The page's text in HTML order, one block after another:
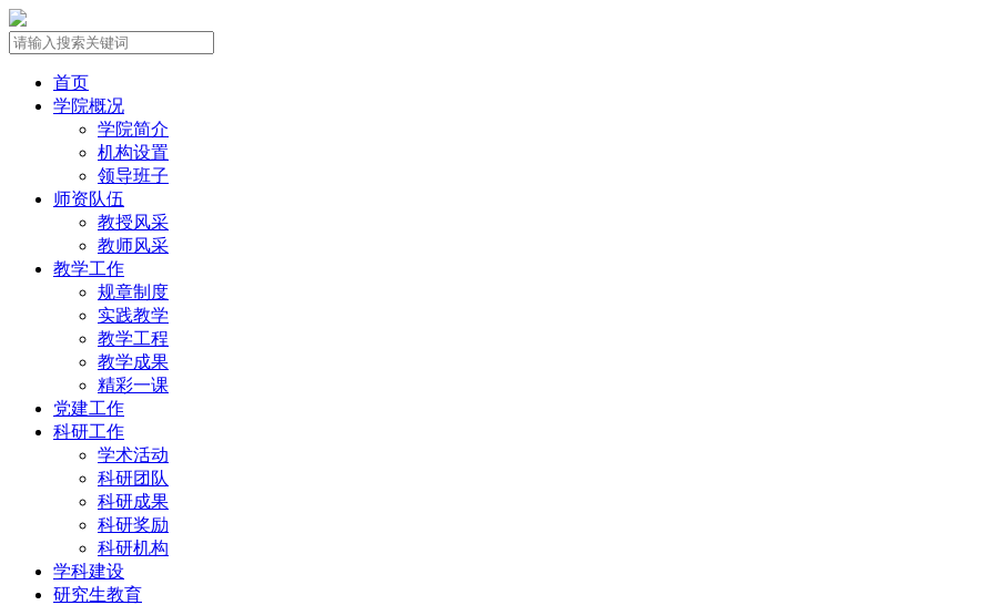
首页
学院概况
学院简介
机构设置
领导班子
师资队伍
教授风采
教师风采
教学工作
规章制度
实践教学
教学工程
教学成果
精彩一课
党建工作
科研工作
学术活动
科研团队
科研成果
科研奖励
科研机构
学科建设
研究生教育